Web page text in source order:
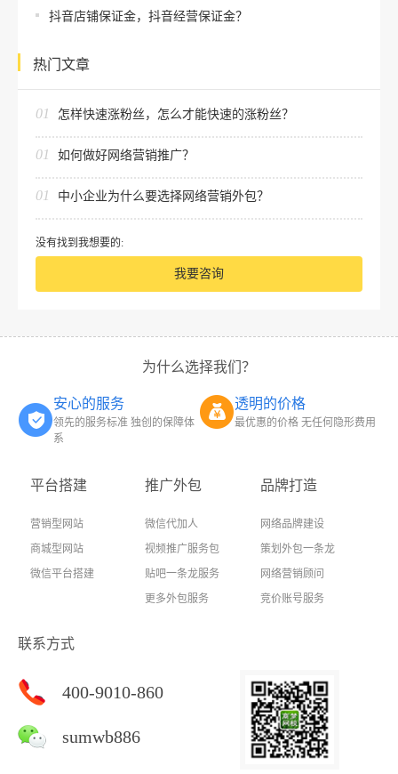
抖音店铺保证金，抖音经营保证金？
热门文章
01 怎样快速涨粉丝，怎么才能快速的涨粉丝？
01 如何做好网络营销推广？
01 中小企业为什么要选择网络营销外包？
没有找到我想要的:
我要咨询
为什么选择我们？
安心的服务
领先的服务标准 独创的保障体
系
透明的价格
最优惠的价格 无任何隐形费用
平台搭建
营销型网站
商城型网站
微信平台搭建
推广外包
微信代加人
视频推广服务包
贴吧一条龙服务
更多外包服务
品牌打造
网络品牌建设
策划外包一条龙
网络营销顾问
竞价账号服务
联系方式
400-9010-860
sumwb886